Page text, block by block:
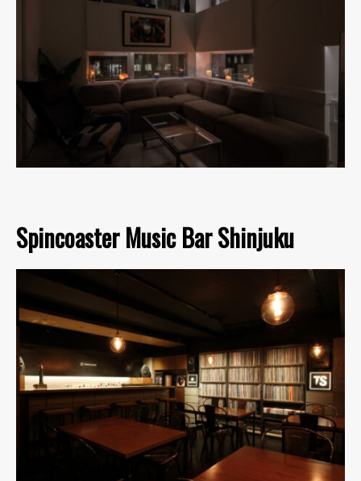
Spincoaster Music Bar Shinjuku